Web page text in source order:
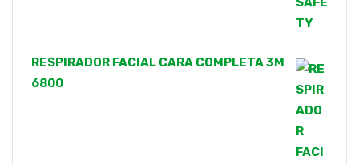
RESPIRADOR FACIAL CARA COMPLETA 3M
6800